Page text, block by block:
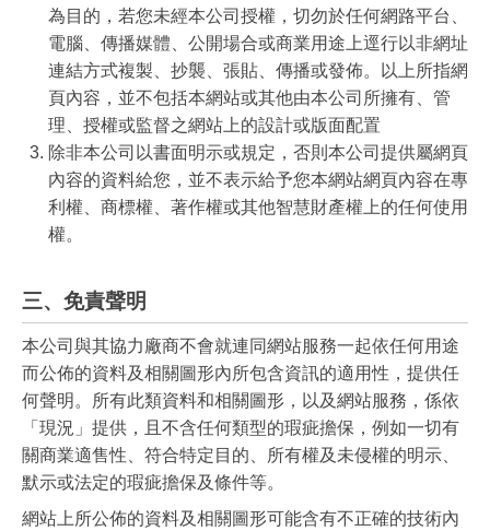
為目的，若您未經本公司授權，切勿於任何網路平台、
電腦、傳播媒體、公開場合或商業用途上逕行以非網址
連結方式複製、抄襲、張貼、傳播或發佈。以上所指網
頁內容，並不包括本網站或其他由本公司所擁有、管
理、授權或監督之網站上的設計或版面配置
除非本公司以書面明示或規定，否則本公司提供屬網頁
內容的資料給您，並不表示給予您本網站網頁內容在專
利權、商標權、著作權或其他智慧財產權上的任何使用
權。
三、免責聲明
本公司與其協力廠商不會就連同網站服務一起依任何用途
而公佈的資料及相關圖形內所包含資訊的適用性，提供任
何聲明。所有此類資料和相關圖形，以及網站服務，係依
「現況」提供，且不含任何類型的瑕疵擔保，例如一切有
關商業適售性、符合特定目的、所有權及未侵權的明示、
默示或法定的瑕疵擔保及條件等。
網站上所公佈的資料及相關圖形可能含有不正確的技術內